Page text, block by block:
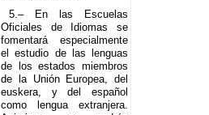
5.– En las Escuelas
Oficiales de Idiomas se
fomentará especialmente
el estudio de las lenguas
de los estados miembros
de la Unión Europea, del
euskera, y del español
como lengua extranjera.